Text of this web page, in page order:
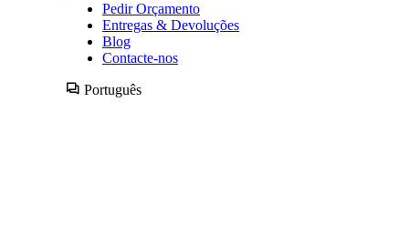
Pedir Orçamento
Entregas & Devoluções
Blog
Contacte-nos
Português